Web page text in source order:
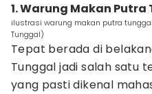
1. Warung Makan Putra
ilustrasi warung makan putra
Tunggal)
Tepat berada di
Tunggal jadi salah satu
yang pasti dikenal